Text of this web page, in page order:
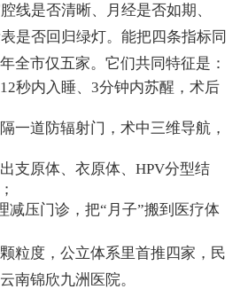
线是否清晰、月经是否如期、
是否回归绿灯。能把四条指标同
全市仅五家。它们共同特征是：
秒内入睡、3分钟内苏醒，术后
一道防辐射门，术中三维导航，
支原体、衣原体、HPV分型结
减压门诊，把“月子”搬到医疗体
粒度，公立体系里首推四家，民
南锦欣九洲医院。